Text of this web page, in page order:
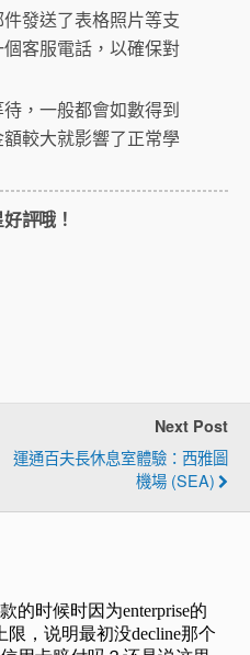
發送了表格照片等支
客服電話，以確保對
，一般都會如數得到
較大就影響了正常學
評哦！
Next Post
運通百夫長休息室體驗：西雅圖
機場 (SEA)